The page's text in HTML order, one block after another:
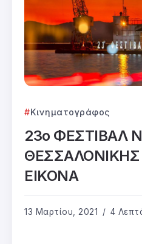
Κινηματογράφος
23ο ΦΕΣΤΙΒΑΛ
ΘΕΣΣΑΛΟΝΙΚΗΣ
ΕΙΚΟΝΑ
13 Μαρτίου, 2021 4